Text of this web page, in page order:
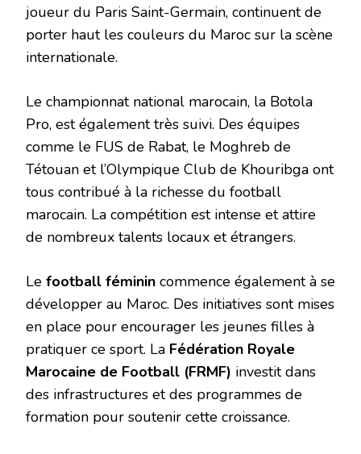
joueur du Paris Saint-Germain, continuent de
porter haut les couleurs du Maroc sur la scène
internationale.
Le championnat national marocain, la Botola
Pro, est également très suivi. Des équipes
comme le FUS de Rabat, le Moghreb de
Tétouan et l’Olympique Club de Khouribga ont
tous contribué à la richesse du football
marocain. La compétition est intense et attire
de nombreux talents locaux et étrangers.
Le football féminin commence également à se
développer au Maroc. Des initiatives sont mises
en place pour encourager les jeunes filles à
pratiquer ce sport. La Fédération Royale
Marocaine de Football (FRMF) investit dans
des infrastructures et des programmes de
formation pour soutenir cette croissance.